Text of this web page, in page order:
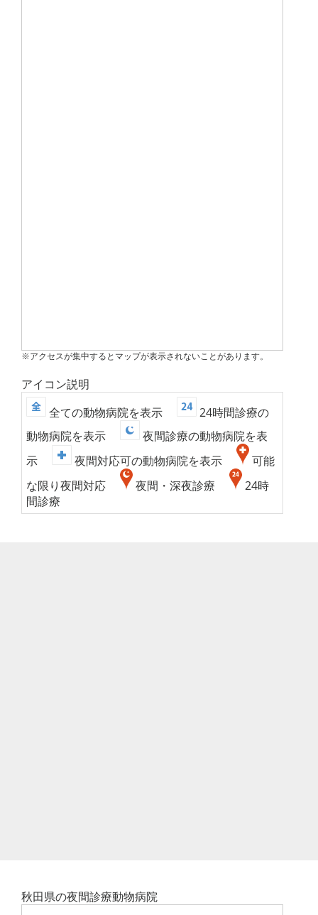
※アクセスが集中するとマップが表示されないことがあります。
アイコン説明
全ての動物病院を表示
24時間診療の
動物病院を表示
夜間診療の動物病院を表
示
夜間対応可の動物病院を表示
可能
な限り夜間対応
夜間・深夜診療
24時
間診療
秋田県の夜間診療動物病院